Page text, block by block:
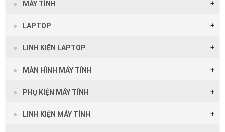
MÁY TÍNH
LAPTOP
LINH KIỆN LAPTOP
MÀN HÌNH MÁY TÍNH
PHỤ KIỆN MÁY TÍNH
LINH KIỆN MÁY TÍNH